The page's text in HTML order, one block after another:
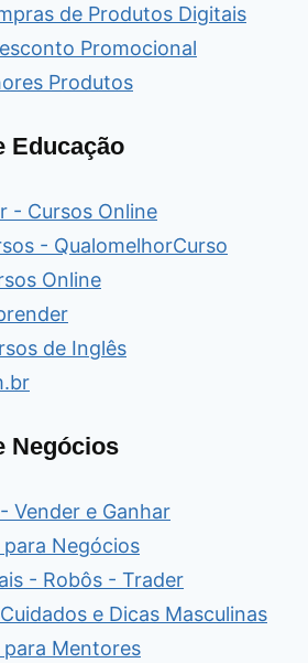
de Produtos Digitais
Promocional
Produtos
Educação
- Cursos Online
- QualomelhorCurso
Online
de Inglês
Negócios
Vender e Ganhar
Negócios
- Robôs - Trader
e Dicas Masculinas
Mentores